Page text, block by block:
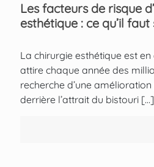
Les facteurs de risque
esthétique : ce qu’il
La chirurgie esthétique est
attire chaque année des
recherche d’une
derrière l’attrait du bistouri […]